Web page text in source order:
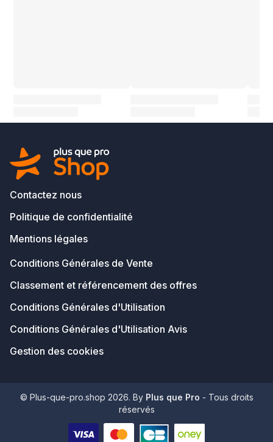
Contactez nous
Politique de confidentialité
Mentions légales
Conditions Générales de Vente
Classement et référencement des offres
Conditions Générales d'Utilisation
Conditions Générales d'Utilisation Avis
Gestion des cookies
© Plus-que-pro.shop 2026. By Plus que Pro - Tous droits
réservés